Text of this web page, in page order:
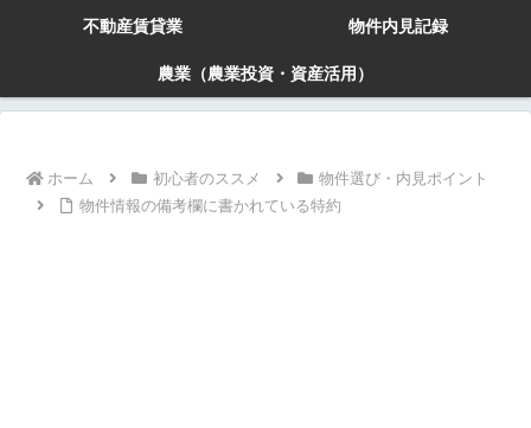
不動産賃貸業 物件内見記録
農業（農業投資・資産活用）
ホーム 初心者のススメ
物件選び・内見ポイント
物件情報の備考欄に書かれている特約